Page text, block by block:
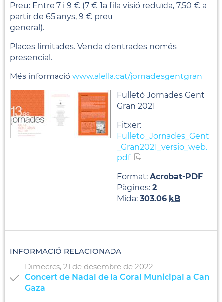
Preu: Entre 7 i 9 € (7 € 1a fila visió reduïda, 7,50 € a
partir de 65 anys, 9 € preu
general).
Places limitades. Venda d'entrades només
presencial.
Més informació www.alella.cat/jornadesgentgran
Fulletó Jornades Gent
Gran 2021
Fitxer:
Fulleto_Jornades_Gent
_Gran2021_versio_web.
pdf
Format: Acrobat-PDF
Pàgines: 2
Mida: 303.06 kB
INFORMACIÓ RELACIONADA
Dimecres, 21 de desembre de 2022
Concert de Nadal de la Coral Municipal a Can
Gaza